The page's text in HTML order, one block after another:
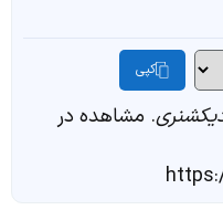
کپی
. مشاهده در